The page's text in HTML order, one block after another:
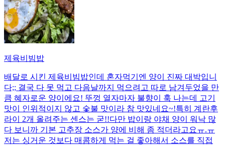
제육비빔밥
배달로 시킨 제육비빔밥인데 혼자먹기엔 양이 진짜 대박입니
다;; 결국 다 못 먹고 다음날까지 먹으려고 따로 남겨두었을 만
큼 혜자로운 양이에요! 뚜껑 열자마자 불향이 훅 나는데 고기
맛이 인위적이지 않고 숯불 맛이라 참 맛있네요~!특히 계란후
라이 2개 올려주는 센스는 굳!! ​다만 밥이랑 야채 양이 워낙 많
다 보니까 기본 고추장 소스가 양에 비해 좀 적더라고요ㅠ.ㅠ
저는 싱거운 것보다 매콤하게 먹는 걸 좋아해서 소스를 직접